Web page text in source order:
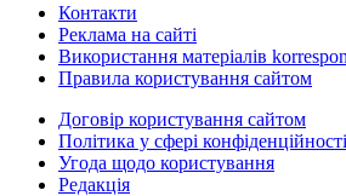
Контакти
Реклама на сайті
Використання матеріалів
Правила користування сайтом
Договір користування сайтом
Політика у сфері
Угода щодо користування
Редакція